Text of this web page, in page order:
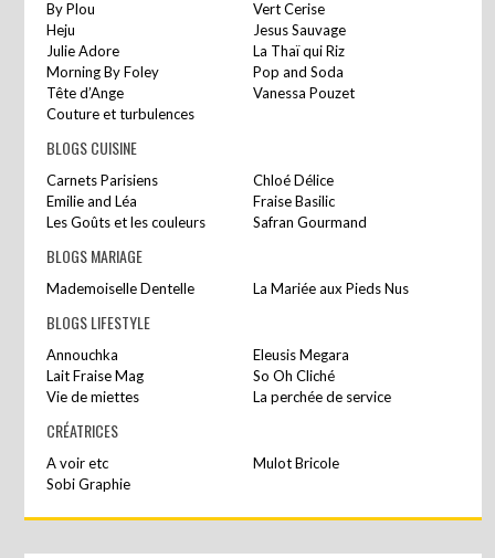
By Plou
Vert Cerise
Heju
Jesus Sauvage
Julie Adore
La Thaï qui Riz
Morning By Foley
Pop and Soda
Tête d’Ange
Vanessa Pouzet
Couture et turbulences
BLOGS CUISINE
Carnets Parisiens
Chloé Délice
Emilie and Léa
Fraise Basilic
Les Goûts et les couleurs
Safran Gourmand
BLOGS MARIAGE
Mademoiselle Dentelle La Mariée aux Pieds Nus
BLOGS LIFESTYLE
Annouchka
Eleusis Megara
Lait Fraise Mag
So Oh Cliché
Vie de miettes
La perchée de service
CRÉATRICES
A voir etc
Mulot Bricole
Sobi Graphie